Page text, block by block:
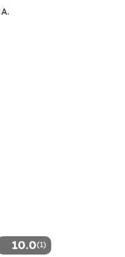
10.0(1)